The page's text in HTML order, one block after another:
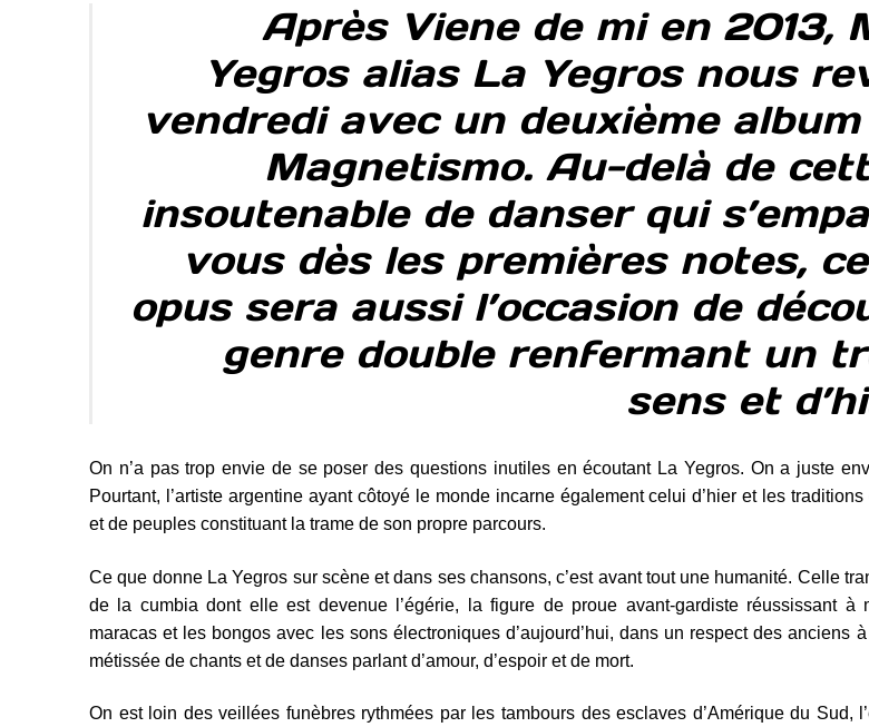
Après Viene de mi en 2013,
Yegros alias La Yegros nous
vendredi avec un deuxième
Magnetismo. Au-delà de
insoutenable de danser qui
vous dès les premières notes,
opus sera aussi l’occasion de
genre double renfermant un
sens et
On n’a pas trop envie de se poser des questions inutiles en écoutant La Yegros. On a juste
Pourtant, l’artiste argentine ayant côtoyé le monde incarne également celui d’hier et les
et de peuples constituant la trame de son propre parcours.
Ce que donne La Yegros sur scène et dans ses chansons, c’est avant tout une humanité. Celle
de la cumbia dont elle est devenue l’égérie, la figure de proue avant-gardiste réussissant à
maracas et les bongos avec les sons électroniques d’aujourd’hui, dans un respect des anciens
métissée de chants et de danses parlant d’amour, d’espoir et de mort.
On est loin des veillées funèbres rythmées par les tambours des esclaves d’Amérique du Sud,